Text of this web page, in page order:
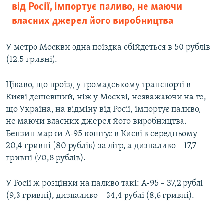
від Росії, імпортує паливо, не маючи
власних джерел його виробництва
У метро Москви одна поїздка обійдеться в 50 рублів
(12,5 гривні).
Цікаво, що проїзд у громадському транспорті в
Києві дешевший, ніж у Москві, незважаючи на те,
що Україна, на відміну від Росії, імпортує паливо,
не маючи власних джерел його виробництва.
Бензин марки А-95 коштує в Києві в середньому
20,4 гривні (80 рублів) за літр, а дизпаливо – 17,7
гривні (70,8 рублів).
У Росії ж розцінки на паливо такі: А-95 – 37,2 рублі
(9,3 гривні), дизпаливо – 34,4 рублі (8,6 гривні).